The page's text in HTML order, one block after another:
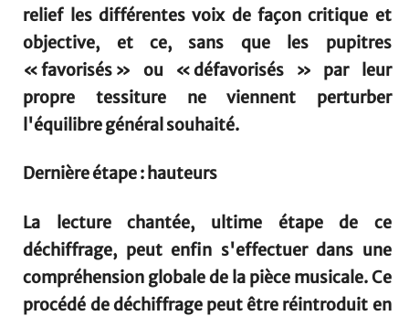
relief les différentes voix de façon critique et
objective, et ce, sans que les pupitres
« favorisés » ou « défavorisés » par leur
propre tessiture ne viennent perturber
l'équilibre général souhaité.
Dernière étape : hauteurs
La lecture chantée, ultime étape de ce
déchiffrage, peut enfin s'effectuer dans une
compréhension globale de la pièce musicale. Ce
procédé de déchiffrage peut être réintroduit en